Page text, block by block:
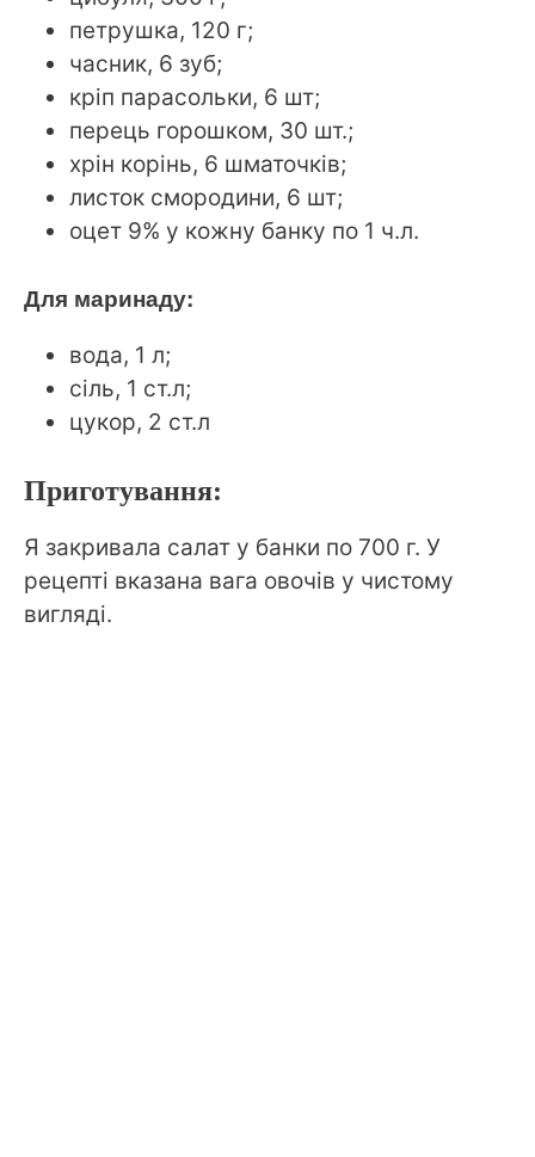
петрушка, 120 г;
часник, 6 зуб;
кріп парасольки, 6 шт;
перець горошком, 30 шт.;
хрін корінь, 6 шматочків;
листок смородини, 6 шт;
оцет 9% у кожну банку по 1 ч.л.
Для маринаду:
вода, 1 л;
сіль, 1 ст.л;
цукор, 2 ст.л
Приготування:
Я закривала салат у банки по 700 г. У
рецепті вказана вага овочів у чистому
вигляді.